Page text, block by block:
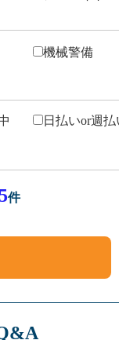
機械警備
日払いor週
件